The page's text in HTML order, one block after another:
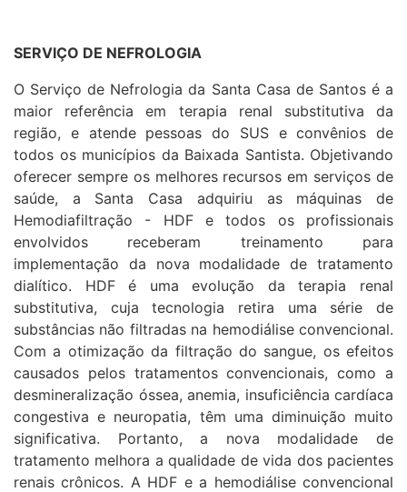
SERVIÇO DE NEFROLOGIA
O Serviço de Nefrologia da Santa Casa de Santos é a
maior referência em terapia renal substitutiva da
região, e atende pessoas do SUS e convênios de
todos os municípios da Baixada Santista. Objetivando
oferecer sempre os melhores recursos em serviços de
saúde, a Santa Casa adquiriu as máquinas de
Hemodiafiltração - HDF e todos os profissionais
envolvidos receberam treinamento para
implementação da nova modalidade de tratamento
dialítico. HDF é uma evolução da terapia renal
substitutiva, cuja tecnologia retira uma série de
substâncias não filtradas na hemodiálise convencional.
Com a otimização da filtração do sangue, os efeitos
causados pelos tratamentos convencionais, como a
desmineralização óssea, anemia, insuficiência cardíaca
congestiva e neuropatia, têm uma diminuição muito
significativa. Portanto, a nova modalidade de
tratamento melhora a qualidade de vida dos pacientes
renais crônicos. A HDF e a hemodiálise convencional